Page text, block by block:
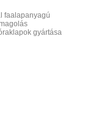
faalapanyagú
gyártása